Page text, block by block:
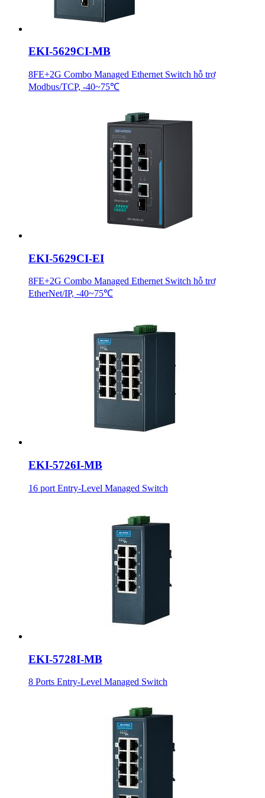
EKI-5629CI-MB
8FE+2G Combo Managed Ethernet Switch hỗ trợ
Modbus/TCP, -40~75℃
EKI-5629CI-EI
8FE+2G Combo Managed Ethernet Switch hỗ trợ
EtherNet/IP, -40~75℃
EKI-5726I-MB
16 port Entry-Level Managed Switch
EKI-5728I-MB
8 Ports Entry-Level Managed Switch